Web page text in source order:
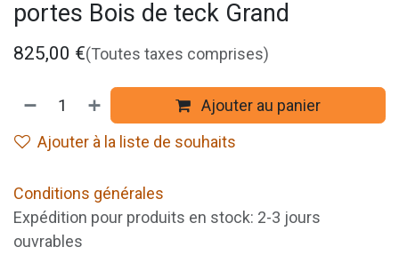
portes Bois de teck Grand
825,00 €(Toutes taxes comprises)
Ajouter au panier
Ajouter à la liste de souhaits
Conditions générales
Expédition pour produits en stock: 2-3 jours
ouvrables